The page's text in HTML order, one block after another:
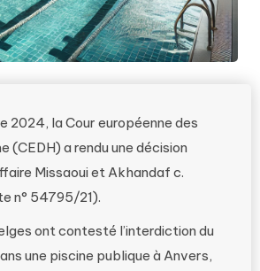
2024, la Cour européenne des
(CEDH) a rendu une décision
Missaoui et Akhandaf c.
n° 54795/21).
ont contesté l’interdiction du
une piscine publique à Anvers,